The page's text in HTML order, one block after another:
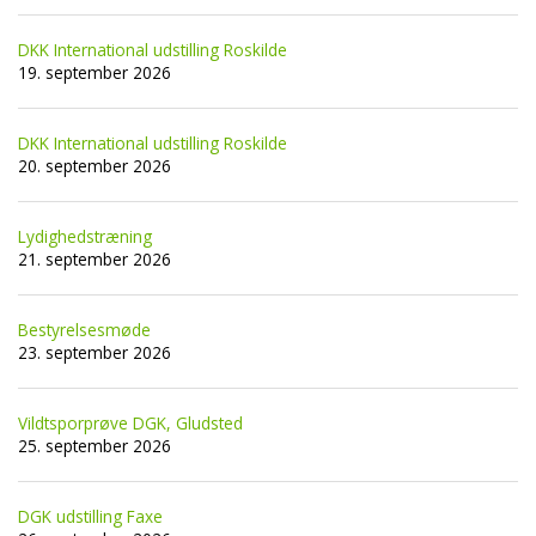
DKK International udstilling Roskilde
19. september 2026
DKK International udstilling Roskilde
20. september 2026
Lydighedstræning
21. september 2026
Bestyrelsesmøde
23. september 2026
Vildtsporprøve DGK, Gludsted
25. september 2026
DGK udstilling Faxe